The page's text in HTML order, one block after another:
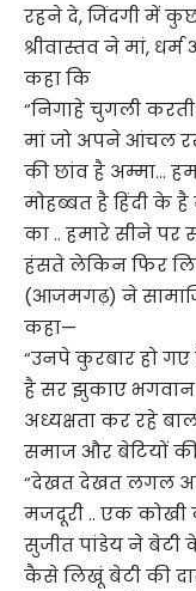
रहने दे, जिंदगी में
श्रीवास्तव ने मां,
कहा कि
“निगाहे चुगली
मां जो अपने आंचल
की छांव है अम्मा…
मोहब्बत है हिंदी के है
का .. हमारे सीने पर
हंसते लेकिन फिर
(आजमगढ़) ने
कहा—
“उनपे कुरबार हो गए
है सर झुकाए भगवान
अध्यक्षता कर रहे
समाज और बेटियों की
“देखत देखत लगल
मजदूरी .. एक कोखी
सुजीत पांडेय ने बेटी
कैसे लिखूं बेटी की